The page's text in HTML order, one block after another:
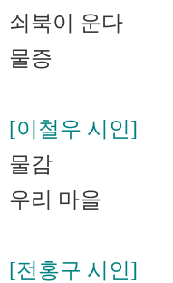
쇠북이 운다
물증
[이철우 시인]
물감
우리 마을
[전홍구 시인]